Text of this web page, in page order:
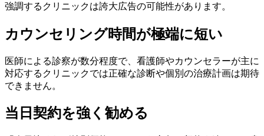
強調するクリニックは誇大広告の可能性があります。
カウンセリング時間が極端に短い
医師による診察が数分程度で、看護師やカウンセラーが主に
対応するクリニックでは正確な診断や個別の治療計画は期待
できません。
当日契約を強く勧める